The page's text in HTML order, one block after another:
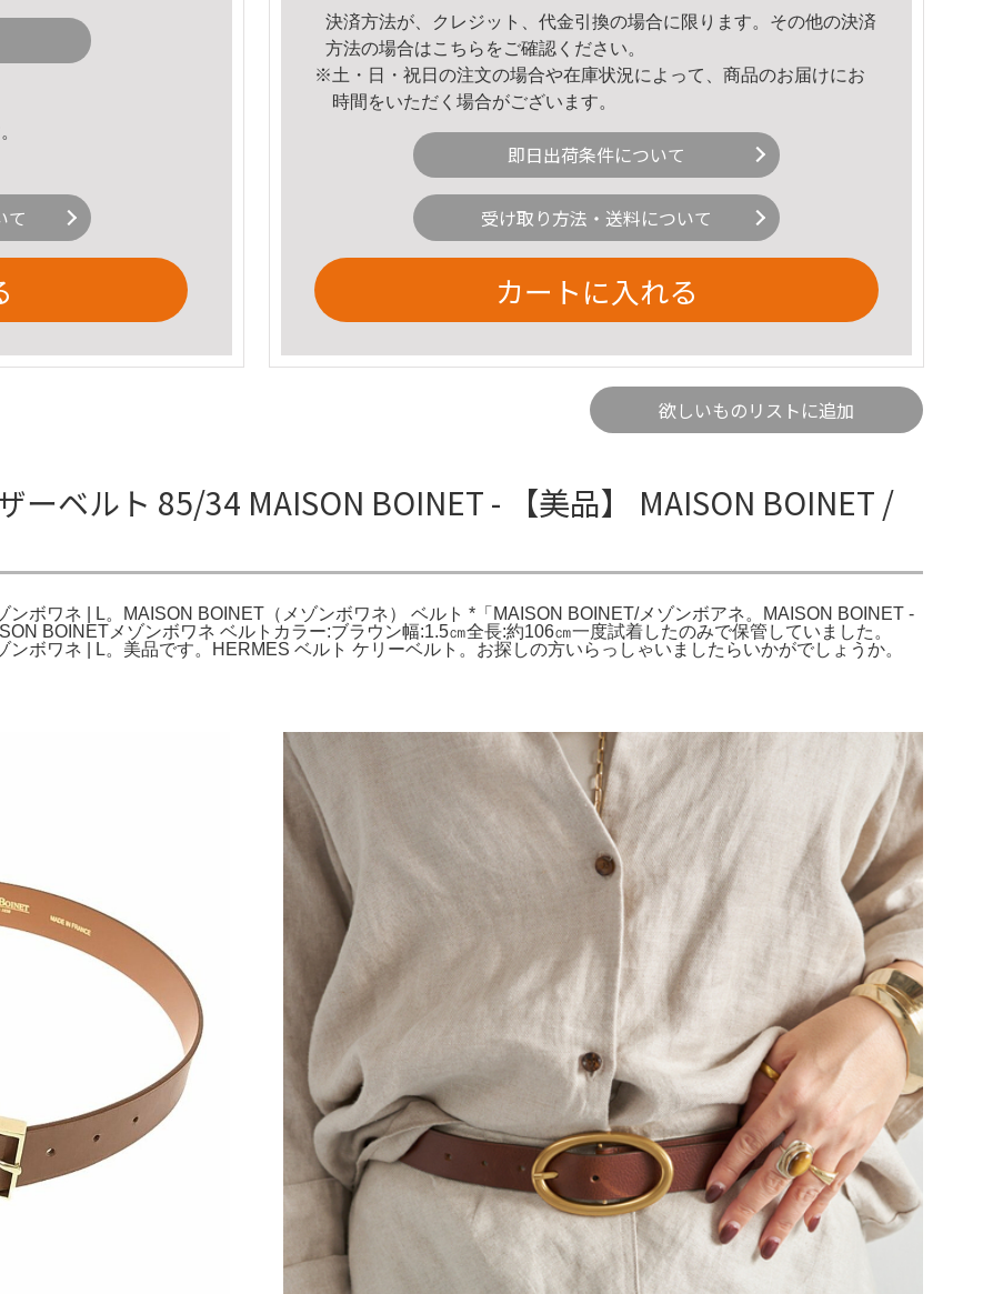
て
決済方法が、クレジット、代金引換の場合に限ります。その他の決済
方法の場合はこちら をご確認ください。
※土・日・祝日の注文の場合や在庫状況によって、商品のお届けにお
時間をいただく場合がございます。
即日出荷条件について
受け取り方法・送料について
カートに入れる
欲しいものリストに追加
ーベルト 85/34 MAISON BOINET - 【美品】 MAISON BOINET /
ンボワネ | L。MAISON BOINET（メゾンボワネ） ベルト *「MAISON BOINET/メゾンボアネ。MAISON BOINET -
BOINETメゾンボワネ ベルトカラー:ブラウン幅:1.5㎝全長:約106㎝一度試着したのみで保管していました。
ボワネ | L。美品です。HERMES ベルト ケリーベルト。お探しの方いらっしゃいましたらいかがでしょうか。